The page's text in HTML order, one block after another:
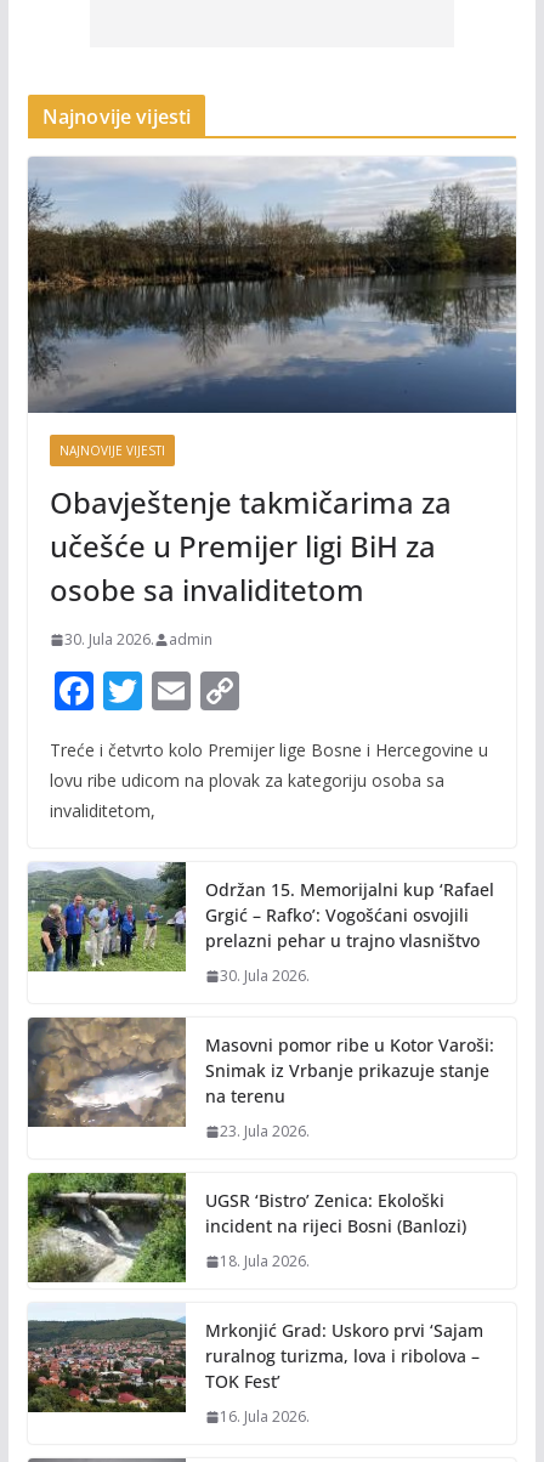
Najnovije vijesti
NAJNOVIJE VIJESTI
Obavještenje takmičarima za
učešće u Premijer ligi BiH za
osobe sa invaliditetom
30. Jula 2026. admin
F
ac
e
b
o
k
T
w
itt
er
E
m
ai
C
p
n
k
Treće i četvrto kolo Premijer lige Bosne i Hercegovine u
lovu ribe udicom na plovak za kategoriju osoba sa
invaliditetom,
Održan 15. Memorijalni kup ‘Rafael
Grgić – Rafko’: Vogošćani osvojili
prelazni pehar u trajno vlasništvo
30. Jula 2026.
Masovni pomor ribe u Kotor Varoši:
Snimak iz Vrbanje prikazuje stanje
na terenu
23. Jula 2026.
UGSR ‘Bistro’ Zenica: Ekološki
incident na rijeci Bosni (Banlozi)
18. Jula 2026.
Mrkonjić Grad: Uskoro prvi ‘Sajam
ruralnog turizma, lova i ribolova –
TOK Fest’
16. Jula 2026.